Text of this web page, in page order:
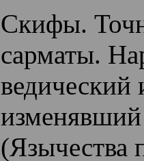
Скифы.
сарматы.
ведический
(Язычества